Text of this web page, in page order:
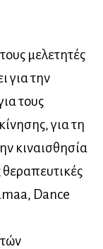
μελετητές
για την
τους
για τη
κιναισθησία
θεραπευτικές
Dance